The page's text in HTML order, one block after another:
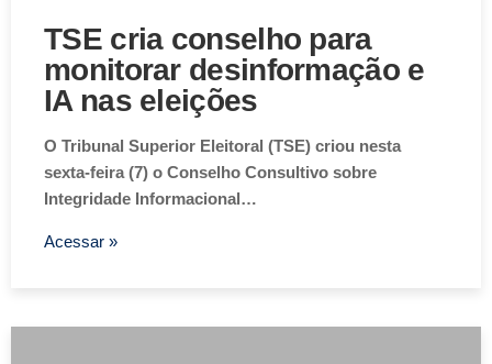
TSE cria conselho para
monitorar desinformação e
IA nas eleições
O Tribunal Superior Eleitoral (TSE) criou nesta
sexta-feira (7) o Conselho Consultivo sobre
Integridade Informacional…
Acessar »